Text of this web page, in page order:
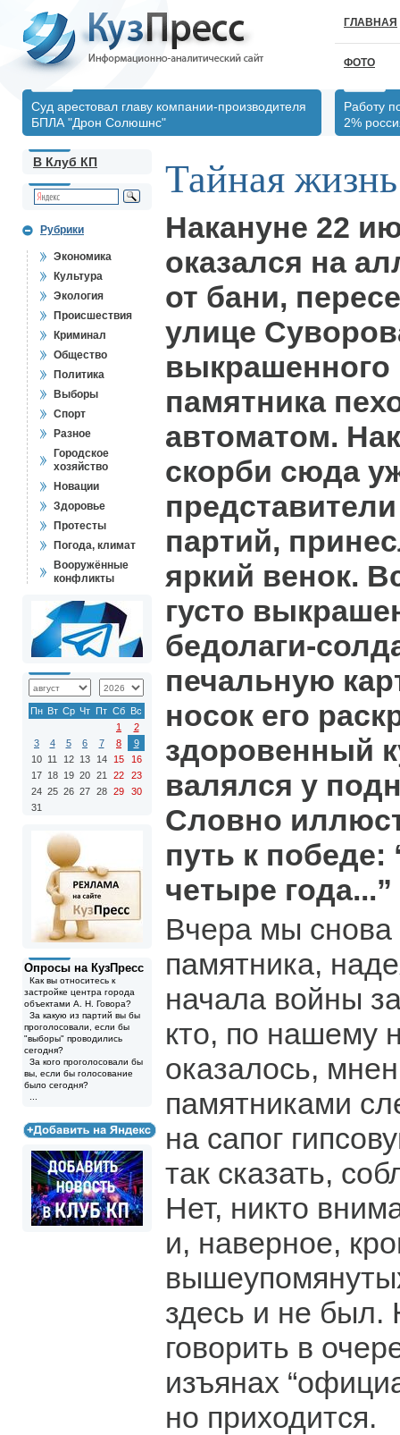
ГЛАВНАЯ
ФОТО
Суд арестовал главу компании-производителя
БПЛА "Дрон Солюшнс"
Работу
2%
В Клуб КП
Рубрики
Экономика
Культура
Экология
Происшествия
Криминал
Общество
Политика
Выборы
Спорт
Разное
Городское
хозяйство
Новации
Здоровье
Протесты
Погода, климат
Вооружённые
конфликты
Пн Вт Ср Чт Пт Сб Вс
1
2
3
4 5 6 7 8
9
10 11 12 13 14 15
16
17 18 19 20 21 22
23
24 25 26 27 28 29
30
31
Опросы на КузПресс
Как вы относитесь к
застройке центра города
объектами А. Н. Говора?
За какую из партий вы бы
проголосовали, если бы
"выборы" проводились
сегодня?
За кого проголосовали бы
вы, если бы голосование
было сегодня?
Тайная
Накануне 22
оказался на
от бани,
улице
выкрашенного
памятника
автоматом.
скорби сюда
партий,
яркий венок.
густо
бедолаги-
печальную
носок его
здоровенный
валялся у
Словно
путь к победе:
четыре года...”
Вчера мы
памятника,
начала войны
кто, по нашему
оказалось,
памятниками
на сапог
так сказать,
Нет, никто
и, наверное,
здесь и не был.
говорить в
изъянах
но приходится.